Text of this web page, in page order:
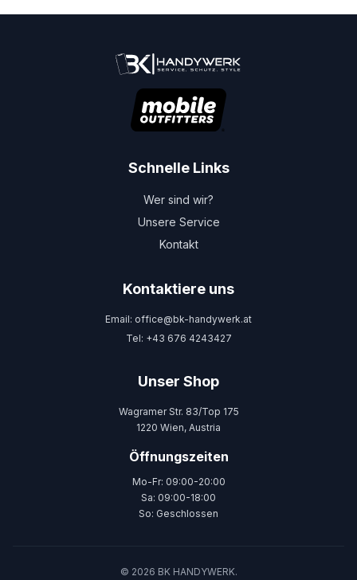
Schnelle Links
Wer sind wir?
Unsere Service
Kontakt
Kontaktiere uns
Email: office@bk-handywerk.at
Tel: +43 676 4243427
Unser Shop
Wagramer Str. 83/Top 175
1220 Wien, Austria
Öffnungszeiten
Mo-Fr: 09:00-20:00
Sa: 09:00-18:00
So: Geschlossen
© 2026 BK HANDYWERK.